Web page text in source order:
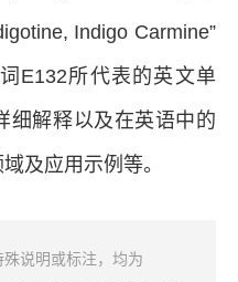
Indigo Carmine”
E132所代表的英文单
细解释以及在英语中的
及应用示例等。
说明或标注，均为